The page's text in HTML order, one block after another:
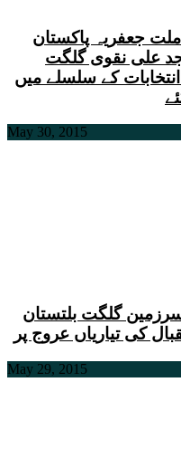
جعفریہ پاکستان
علی نقوی گلگت
کے سلسلے میں
May 30, 2015
گلگت بلتستان
کی تیاریاں عروج پر
May 29, 2015